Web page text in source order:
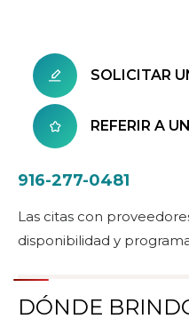
SOLICITAR
REFERIR A
916-277-0481
Las citas con
disponibilidad y
DÓNDE